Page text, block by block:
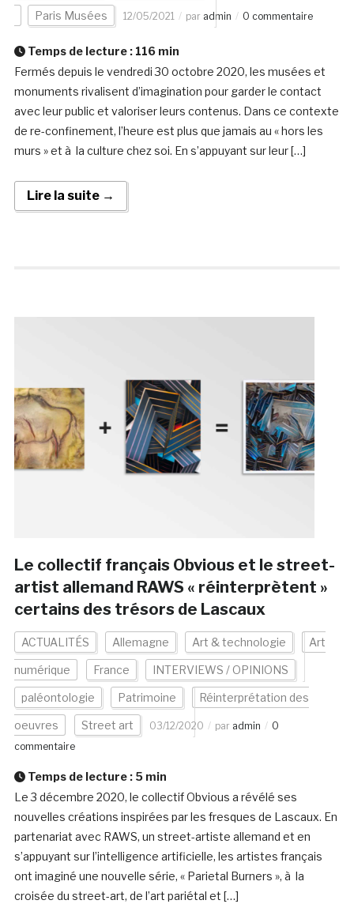
Paris Musées 12/05/2021 par admin 0 commentaire
Temps de lecture : 116 min
Fermés depuis le vendredi 30 octobre 2020, les musées et
monuments rivalisent d’imagination pour garder le contact
avec leur public et valoriser leurs contenus. Dans ce contexte
de re-confinement, l’heure est plus que jamais au « hors les
murs » et à la culture chez soi. En s’appuyant sur leur […]
Lire la suite →
Le collectif français Obvious et le street-
artist allemand RAWS « réinterprètent »
certains des trésors de Lascaux
ACTUALITÉS Allemagne Art & technologie Art
numérique France INTERVIEWS / OPINIONS
paléontologie Patrimoine Réinterprétation des
oeuvres Street art 03/12/2020 par admin
0
commentaire
Temps de lecture : 5 min
Le 3 décembre 2020, le collectif Obvious a révélé ses
nouvelles créations inspirées par les fresques de Lascaux. En
partenariat avec RAWS, un street-artiste allemand et en
s’appuyant sur l’intelligence artificielle, les artistes français
ont imaginé une nouvelle série, « Parietal Burners », à la
croisée du street-art, de l’art pariétal et […]